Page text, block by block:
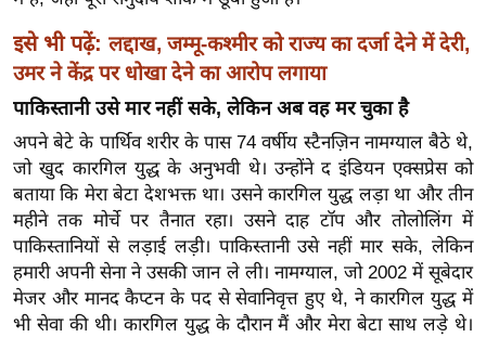
यं
ग
इं
डि
या
सा
हि
त्य
ज
ग
त
इसे भी पढ़ें: लद्दाख, जम्मू-कश्मीर को राज्य का दर्जा देने में देरी,
उमर ने केंद्र पर धोखा देने का आरोप लगाया
पाकिस्तानी उसे मार नहीं सके, लेकिन अब वह मर चुका है
अपने बेटे के पार्थिव शरीर के पास 74 वर्षीय स्टैनज़िन नामग्याल बैठे थे,
जो खुद कारगिल युद्ध के अनुभवी थे। उन्होंने द इंडियन एक्सप्रेस को
बताया कि मेरा बेटा देशभक्त था। उसने कारगिल युद्ध लड़ा था और तीन
महीने तक मोर्चे पर तैनात रहा। उसने दाह टॉप और तोलोलिंग में
पाकिस्तानियों से लड़ाई लड़ी। पाकिस्तानी उसे नहीं मार सके, लेकिन
हमारी अपनी सेना ने उसकी जान ले ली। नामग्याल, जो 2002 में सूबेदार
मेजर और मानद कैप्टन के पद से सेवानिवृत्त हुए थे, ने कारगिल युद्ध में
भी सेवा की थी। कारगिल युद्ध के दौरान मैं और मेरा बेटा साथ लड़े थे।